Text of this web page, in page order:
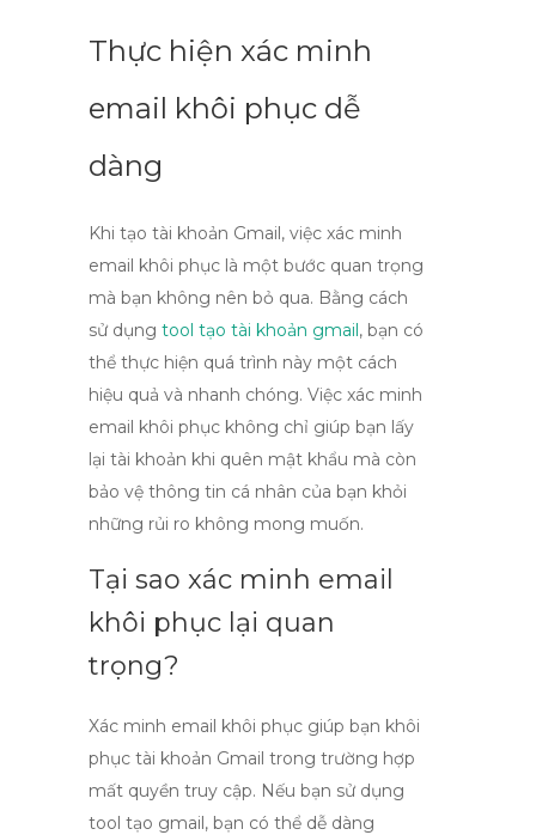
Thực hiện xác minh
email khôi phục dễ
dàng
Khi tạo tài khoản Gmail, việc xác minh
email khôi phục là một bước quan trọng
mà bạn không nên bỏ qua. Bằng cách
sử dụng tool tạo tài khoản gmail, bạn có
thể thực hiện quá trình này một cách
hiệu quả và nhanh chóng. Việc xác minh
email khôi phục không chỉ giúp bạn lấy
lại tài khoản khi quên mật khẩu mà còn
bảo vệ thông tin cá nhân của bạn khỏi
những rủi ro không mong muốn.
Tại sao xác minh email
khôi phục lại quan
trọng?
Xác minh email khôi phục giúp bạn khôi
phục tài khoản Gmail trong trường hợp
mất quyền truy cập. Nếu bạn sử dụng
tool tạo gmail, bạn có thể dễ dàng